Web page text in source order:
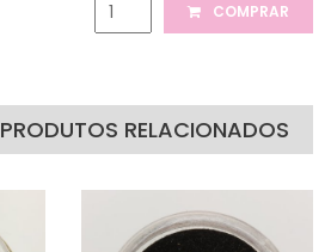
COMPRAR
PRODUTOS RELACIONADOS